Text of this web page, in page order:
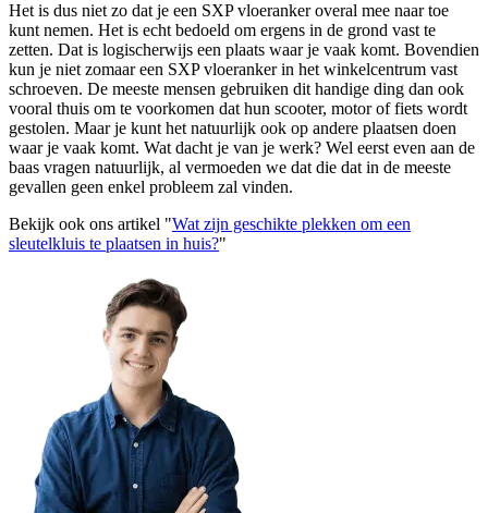
Het is dus niet zo dat je een SXP vloeranker overal mee naar toe
kunt nemen. Het is echt bedoeld om ergens in de grond vast te
zetten. Dat is logischerwijs een plaats waar je vaak komt. Bovendien
kun je niet zomaar een SXP vloeranker in het winkelcentrum vast
schroeven. De meeste mensen gebruiken dit handige ding dan ook
vooral thuis om te voorkomen dat hun scooter, motor of fiets wordt
gestolen. Maar je kunt het natuurlijk ook op andere plaatsen doen
waar je vaak komt. Wat dacht je van je werk? Wel eerst even aan de
baas vragen natuurlijk, al vermoeden we dat die dat in de meeste
gevallen geen enkel probleem zal vinden.
Bekijk ook ons artikel "Wat zijn geschikte plekken om een
sleutelkluis te plaatsen in huis?"